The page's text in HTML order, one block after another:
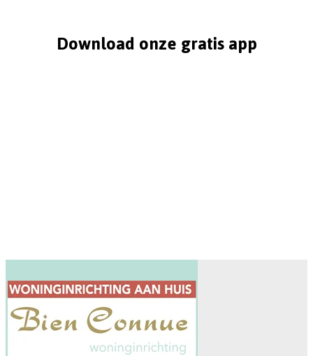
Download onze gratis app